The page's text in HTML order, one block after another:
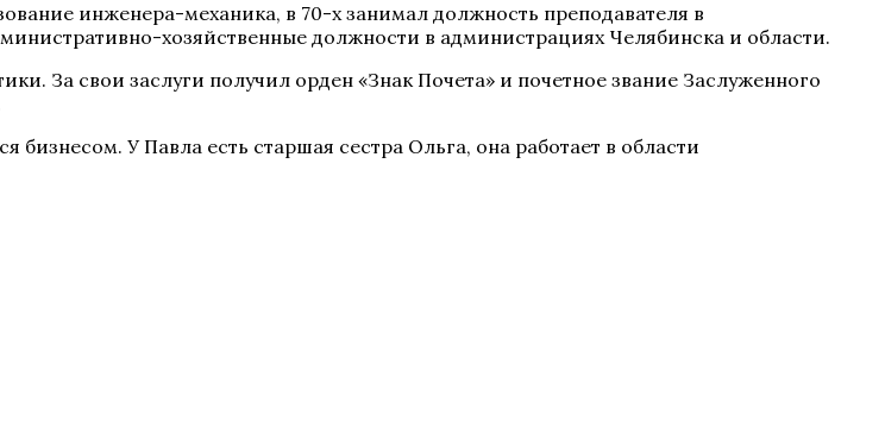
инженера-механика, в 70-х занимал должность преподавателя в
хозяйственные должности в администрациях Челябинска и области.
За свои заслуги получил орден «Знак Почета» и почетное звание Заслуженного
У Павла есть старшая сестра Ольга, она работает в области